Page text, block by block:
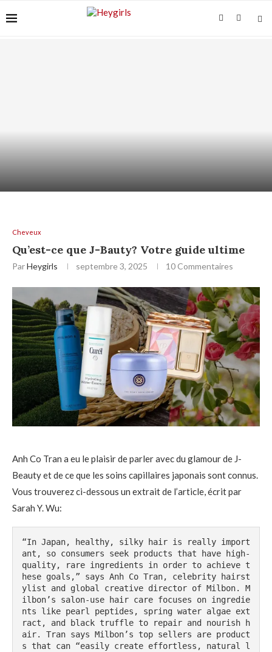
Cheveux
Qu’est-ce que J-Bauty? Votre guide ultime
ParHeygirls septembre 3, 2025 10 Commentaires
Anh Co Tran a eu le plaisir de parler avec du glamour de J-
Beauty et de ce que les soins capillaires japonais sont connus.
Vous trouverez ci-dessous un extrait de l’article, écrit par
Sarah Y. Wu:
“In Japan, healthy, silky hair is really import
ant, so consumers seek products that have high-
quality, rare ingredients in order to achieve t
hese goals,” says Anh Co Tran, celebrity hairst
ylist and global creative director of Milbon. M
ilbon’s salon-use hair care focuses on ingredie
nts like pearl peptides, spring water algae ext
ract, and black truffle to repair and nourish h
air. Tran says Milbon’s top sellers are product
s that can “easily create effortless, natural l